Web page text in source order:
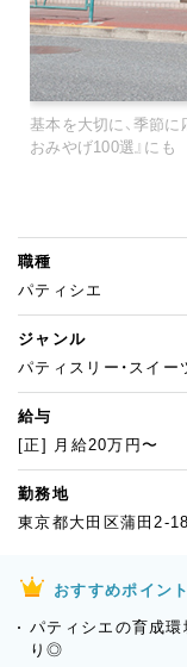
基本を大切に、季節
おみやげ100選』にも
職種
パティシエ
ジャンル
パティスリー・スイー
給与
[正] 月給20万円〜
勤務地
東京都大田区蒲田2-
おすすめポイント
パティシエの育成環
り◎